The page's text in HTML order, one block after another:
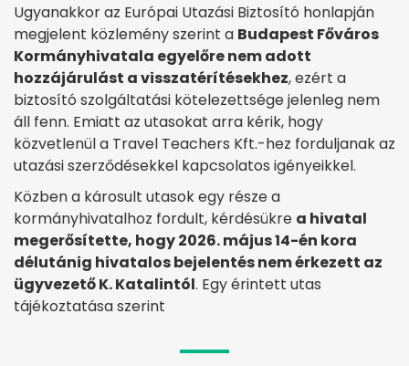
Ugyanakkor az Európai Utazási Biztosító honlapján
megjelent közlemény szerint a Budapest Főváros
Kormányhivatala egyelőre nem adott
hozzájárulást a visszatérítésekhez, ezért a
biztosító szolgáltatási kötelezettsége jelenleg nem
áll fenn. Emiatt az utasokat arra kérik, hogy
közvetlenül a Travel Teachers Kft.-hez forduljanak az
utazási szerződésekkel kapcsolatos igényeikkel.
Közben a károsult utasok egy része a
kormányhivatalhoz fordult, kérdésükre a hivatal
megerősítette, hogy 2026. május 14-én kora
délutánig hivatalos bejelentés nem érkezett az
ügyvezető K. Katalintól. Egy érintett utas
tájékoztatása szerint